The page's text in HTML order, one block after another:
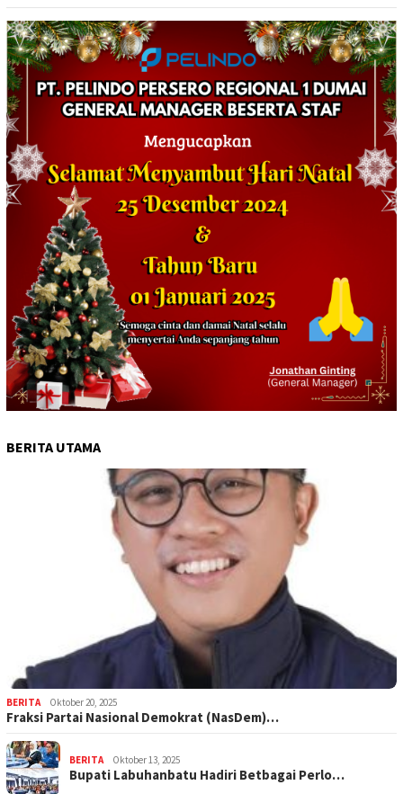
BERITA UTAMA
BERITA Oktober 20, 2025
Fraksi Partai Nasional Demokrat (NasDem)…
BERITA Oktober 13, 2025
Bupati Labuhanbatu Hadiri Betbagai Perlo…